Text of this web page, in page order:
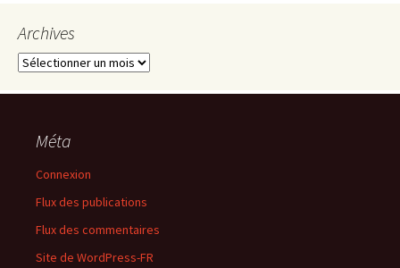
Archives
Archives
Méta
Connexion
Flux des publications
Flux des commentaires
Site de WordPress-FR